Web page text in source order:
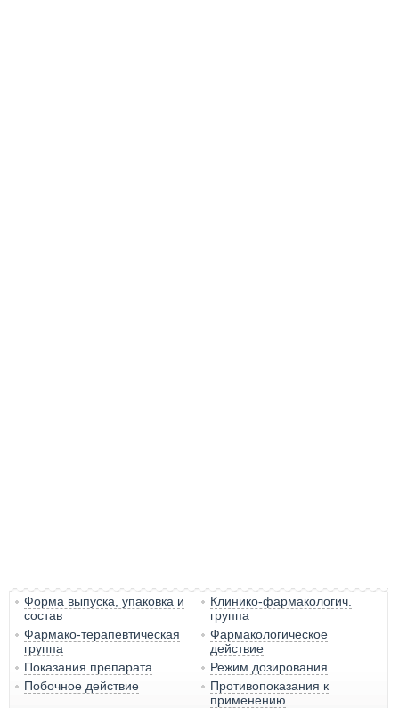
Форма выпуска, упаковка и
состав
Клинико-фармакологич.
группа
Фармако-терапевтическая
группа
Фармакологическое
действие
Показания препарата
Режим дозирования
Побочное действие
Противопоказания к
применению